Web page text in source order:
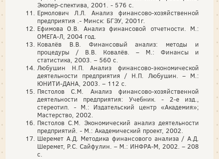
Экопер-спектива, 2001. - 576 с.
Ермолович Л.Л. Анализ финансово-хозяйственной
предприятия .- Минск: БГЭУ, 2001г.
Ефимова О.В. Анализ финансовой отчетности. М.:
ОМЕГА-Л, 2004 год.
Ковалёв В.В. Финансовый анализ: методы и
процедуры / В.В. Ковалёв. – М.: Финансы и
статистика, 2003. – 560 с.
Любушин Н.П. Анализ финансово-экономической
деятельности предприятия / Н.П. Любушин. – М.:
ЮНИТИ-ДАНА, 2003. – 112 с.
Пястолов С.М. Анализ финансово-хозяйственной
деятельности предприятия: Учебник. - 2-е изд.,
стереотип. - М.: Издательский центр «Академия»;
Мастерст­во, 2002.
Пястолов С.М. Экономический анализ деятельности
предприятий. - М.: Академический проект, 2002.
Шеремет А.Д. Методика финансового анализа / А.Д.
Шеремет, Р.С. Сайфулин. – М.: ИНФРА-М, 2002. – 208
с.